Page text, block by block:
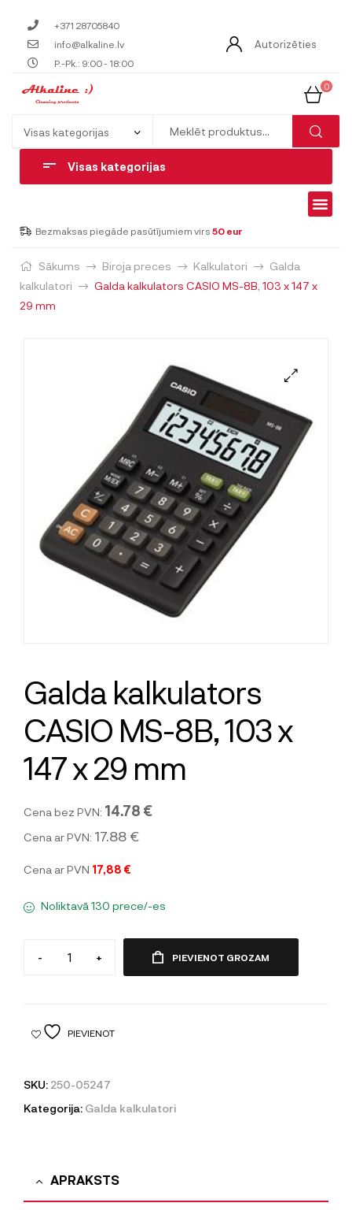
+371 28705840
info@alkaline.lv
P.-Pk.: 9:00 - 18:00
Autorizēties
0
Visas kategorijas
Bezmaksas piegāde pasūtījumiem virs 50 eur
Sākums Biroja preces Kalkulatori
Galda
kalkulatori
Galda kalkulators CASIO MS-8B, 103 x 147 x
29 mm
Galda kalkulators
CASIO MS-8B, 103 x
147 x 29 mm
Cena bez PVN: 14.78 €
Cena ar PVN: 17.88 €
Cena ar PVN 17,88 €
Noliktavā 130 prece/-es
- + PIEVIENOT GROZAM
PIEVIENOT
SKU: 250-05247
Kategorija: Galda kalkulatori
APRAKSTS